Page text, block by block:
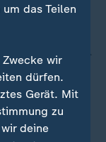
das Teilen
wir
dürfen.
Gerät. Mit
zu
deine